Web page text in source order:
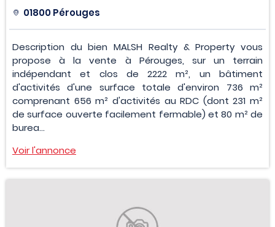
01800 Pérouges
Description du bien MALSH Realty & Property vous
propose à la vente à Pérouges, sur un terrain
indépendant et clos de 2222 m², un bâtiment
d'activités d'une surface totale d'environ 736 m²
comprenant 656 m² d'activités au RDC (dont 231 m²
de surface ouverte facilement fermable) et 80 m² de
burea...
Voir l'annonce